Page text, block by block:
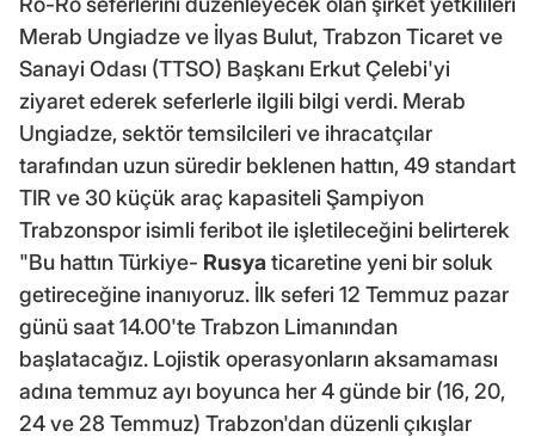
Merab Ungiadze ve İlyas Bulut, Trabzon Ticaret ve
Sanayi Odası (TTSO) Başkanı Erkut Çelebi'yi
ziyaret ederek seferlerle ilgili bilgi verdi. Merab
Ungiadze, sektör temsilcileri ve ihracatçılar
tarafından uzun süredir beklenen hattın, 49 standart
TIR ve 30 küçük araç kapasiteli Şampiyon
Trabzonspor isimli feribot ile işletileceğini belirterek
"Bu hattın Türkiye- Rusya ticaretine yeni bir soluk
getireceğine inanıyoruz. İlk seferi 12 Temmuz pazar
günü saat 14.00'te Trabzon Limanından
başlatacağız. Lojistik operasyonların aksamaması
adına temmuz ayı boyunca her 4 günde bir (16, 20,
24 ve 28 Temmuz) Trabzon'dan düzenli çıkışlar